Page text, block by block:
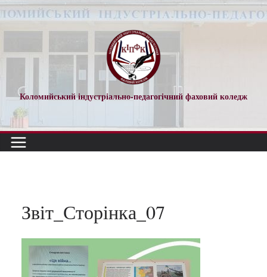
Перейти
до
Коломийський індустріально-педагогічний фаховий коледж
Звіт_Сторінка_07